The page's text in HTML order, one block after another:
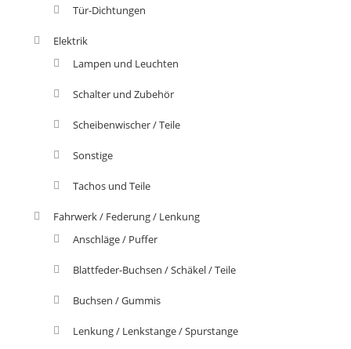
Tür-Dichtungen
Elektrik
Lampen und Leuchten
Schalter und Zubehör
Scheibenwischer / Teile
Sonstige
Tachos und Teile
Fahrwerk / Federung / Lenkung
Anschläge / Puffer
Blattfeder-Buchsen / Schäkel / Teile
Buchsen / Gummis
Lenkung / Lenkstange / Spurstange